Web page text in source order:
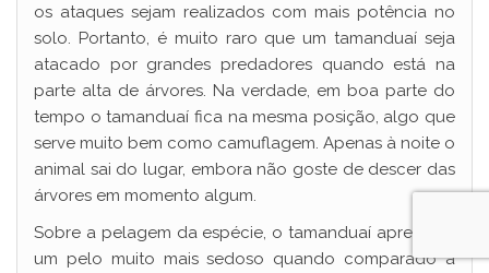
os ataques sejam realizados com mais potência no
solo. Portanto, é muito raro que um tamanduaí seja
atacado por grandes predadores quando está na
parte alta de árvores. Na verdade, em boa parte do
tempo o tamanduaí fica na mesma posição, algo que
serve muito bem como camuflagem. Apenas à noite o
animal sai do lugar, embora não goste de descer das
árvores em momento algum.
Sobre a pelagem da espécie, o tamanduaí apresenta
um pelo muito mais sedoso quando comparado a